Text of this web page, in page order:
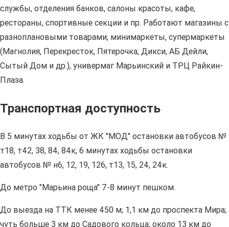
службы, отделения банков, салоны красоты, кафе,
рестораны, спортивные секции и пр. Работают магазины с
разноплановыми товарами, минимаркеты, супермаркеты
(Магнолия, Перекресток, Пятерочка, Дикси, АБ Дейли,
Сытый Дом и др.), универмаг Марьинский и ТРЦ Райкин-
Плаза.
Транспортная доступность
В 5 минутах ходьбы от ЖК "МОД" остановки автобусов №
т18, т42, 38, 84, 84к, 6 минутах ходьбы остановки
автобусов № н6, 12, 19, 126, т13, 15, 24, 24к.
До метро "Марьина роща" 7-8 минут пешком.
До выезда на ТТК менее 450 м; 1,1 км до проспекта Мира;
чуть больше 3 км до Садового кольца; около 13 км до